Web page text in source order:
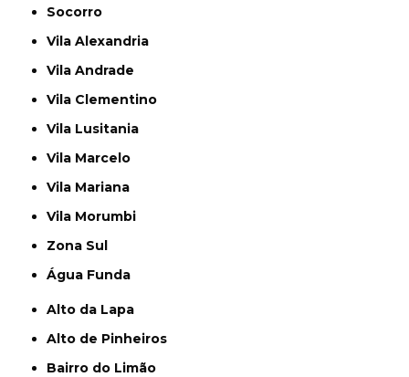
Socorro
Vila Alexandria
Vila Andrade
Vila Clementino
Vila Lusitania
Vila Marcelo
Vila Mariana
Vila Morumbi
Zona Sul
Água Funda
Alto da Lapa
Alto de Pinheiros
Bairro do Limão